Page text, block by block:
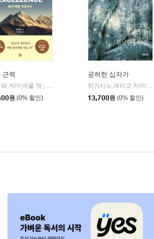
근력
저/지여울 역 |
원 (0% 할인)
공허한 십자가
13,700원 (0% 할인)